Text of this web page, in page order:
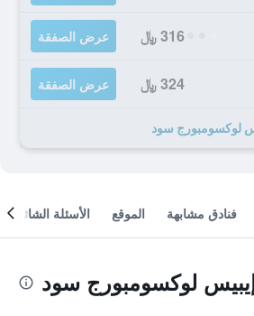
316 ﷼ عرض الصفقة
324 ﷼ عرض الصفقة
فنادق مشابهة الموقع الأسئلة الشائعة
لوكسومبورج سود